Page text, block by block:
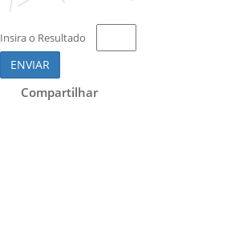
Insira o Resultado
ENVIAR
Compartilhar